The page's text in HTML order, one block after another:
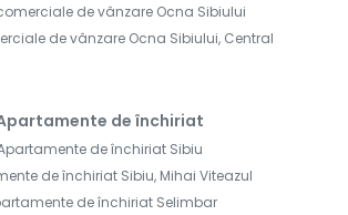
de vânzare Ocna Sibiului
de vânzare Ocna Sibiului, Central
de închiriat
de închiriat Sibiu
de închiriat Sibiu, Mihai Viteazul
de închiriat Selimbar